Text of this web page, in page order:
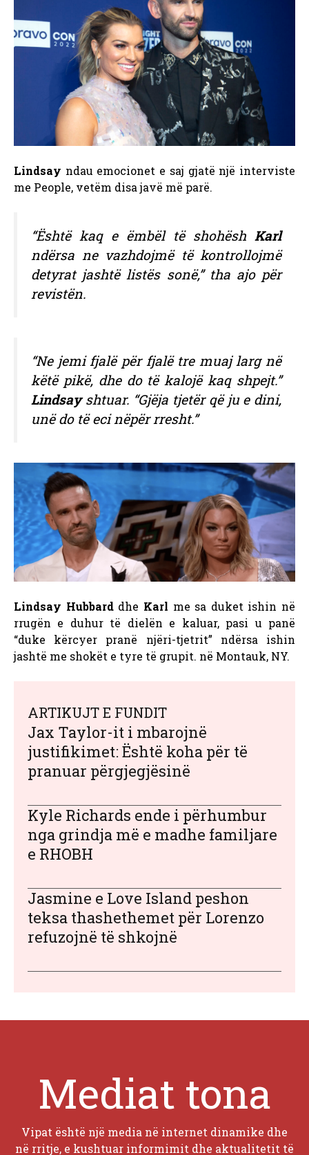
Lindsay ndau emocionet e saj gjatë një interviste
me People, vetëm disa javë më parë.
“Është kaq e ëmbël të shohësh Karl
ndërsa ne vazhdojmë të kontrollojmë
detyrat jashtë listës sonë,” tha ajo për
revistën.
“Ne jemi fjalë për fjalë tre muaj larg në
këtë pikë, dhe do të kalojë kaq shpejt.”
Lindsayshtuar. “Gjëja tjetër që ju e dini,
unë do të eci nëpër rresht.”
Lindsay Hubbarddhe Karl me sa duket ishin në
rrugën e duhur të dielën e kaluar, pasi u panë
“duke kërcyer pranë njëri-tjetrit” ndërsa ishin
jashtë me shokët e tyre të grupit. në Montauk, NY.
ARTIKUJT E FUNDIT
Jax Taylor-it i mbarojnë
justifikimet: Është koha për të
pranuar përgjegjësinë
Kyle Richards ende i përhumbur
nga grindja më e madhe familjare
e RHOBH
Jasmine e Love Island peshon
teksa thashethemet për Lorenzo
refuzojnë të shkojnë
Mediat tona
Vipat është një media në internet dinamike dhe
në rritje, e kushtuar informimit dhe aktualitetit të